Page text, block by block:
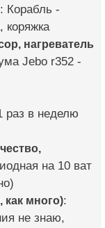
: Корабль -
коряжка
нагреватель
Jebo r352 -
раз в неделю
на 10 ват
как много):
не знаю,